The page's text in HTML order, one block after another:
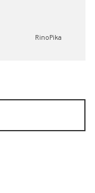
RinoPika